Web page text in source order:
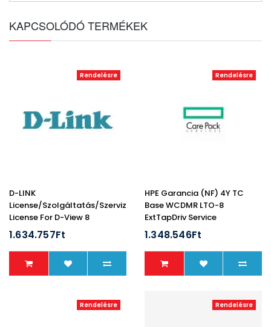
KAPCSOLÓDÓ TERMÉKEK
Rendelésre
D-LINK
License/Szolgáltatás/Szerviz
License For D-View 8
Enterprise Software
Maintenance License (2
Year)
1.634.757Ft
Rendelésre
HPE Garancia (NF) 4Y TC
Base WCDMR LTO-8
ExtTapDriv Service
1.348.546Ft
Rendelésre Rendelésre